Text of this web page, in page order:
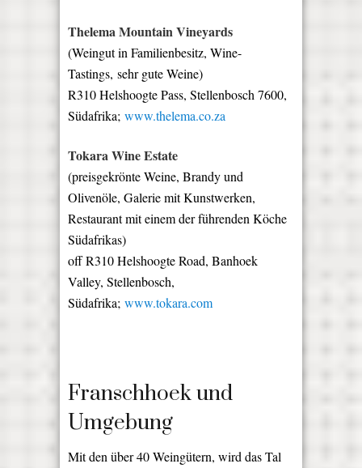
Thelema Mountain Vineyards
(Weingut in Familienbesitz, Wine-
Tastings, sehr gute Weine)
R310 Helshoogte Pass, Stellenbosch 7600,
Südafrika; www.thelema.co.za
Tokara Wine Estate
(preisgekrönte Weine, Brandy und
Olivenöle, Galerie mit Kunstwerken,
Restaurant mit einem der führenden Köche
Südafrikas)
off R310 Helshoogte Road, Banhoek
Valley, Stellenbosch,
Südafrika; www.tokara.com
Franschhoek und
Umgebung
Mit den über 40 Weingütern, wird das Tal